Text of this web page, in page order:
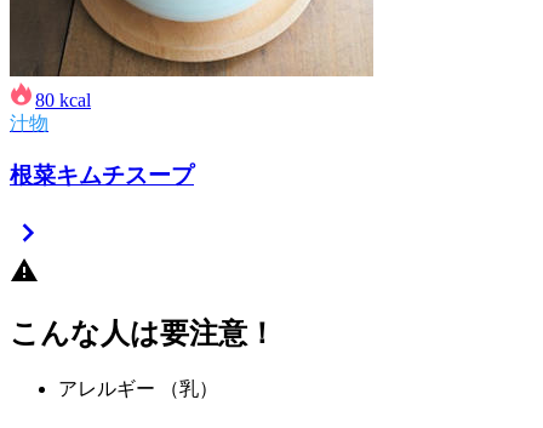
80 kcal
汁物
根菜キムチスープ
こんな人は要注意！
アレルギー （乳）